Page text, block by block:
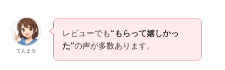
てんまる
レビューでも“もらって嬉しかっ
た”の声が多数あります。